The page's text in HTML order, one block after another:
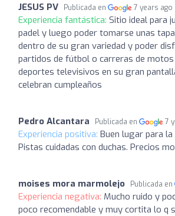
JESUS PV Publicada en 7 years ago
Experiencia fantástica: Sitio ideal para
padel y luego poder tomarse unas
dentro de su gran variedad y poder
partidos de fútbol o carreras de
deportes televisivos en su gran
celebran cumpleaños
Pedro Alcantara Publicada en 7
Experiencia positiva: Buen lugar para
Pistas cuidadas con duchas. Precios
moises mora marmolejo Publicada en
Experiencia negativa: Mucho ruido y
poco recomendable y muy cortita lo q